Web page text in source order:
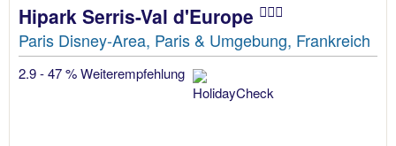
Hipark Serris-Val d'Europe
Paris Disney-Area, Paris & Umgebung, Frankreich
2.9 - 47 % Weiterempfehlung